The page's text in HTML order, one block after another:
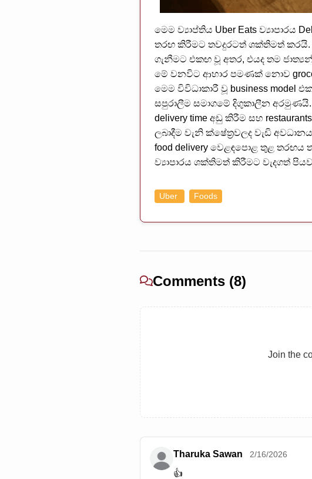
මෙම ව්‍යාප්තිය Uber Eats ව්‍යාපාරය
තරඟ කිරීමට තවදුරටත් ශක්තිමත් කරයි.
ගැනීමට එකඟ වූ අතර, එයද තම
මේ වනවිට ආහාර පමණක් නොව
මෙම විවිධාකාරී වූ business
සපුරාලීම සමාගමේ දිගුකාලීන අරමුණයි.
delivery time අඩු කිරීම සහ
ලබාදීම වැනි ක්ෂේත්‍රවලද වැඩි
food delivery වෙළඳපොළ තුළ
ව්‍යාපාරය ශක්තිමත් කිරීමට වැදගත්
Uber Foods
Comments (8)
Join the
Tharuka Sawan 2/16/2026
👍